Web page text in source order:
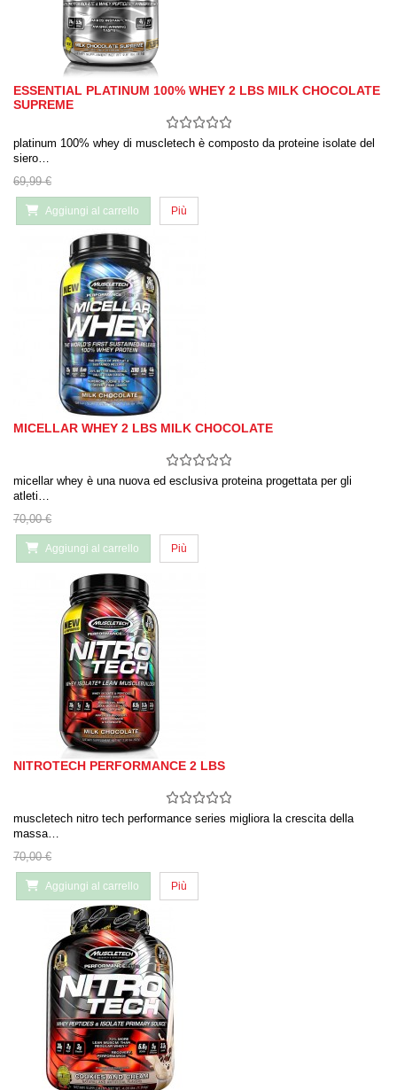
ESSENTIAL PLATINUM 100% WHEY 2 LBS MILK CHOCOLATE
SUPREME
platinum 100% whey di muscletech è composto da proteine ​​isolate del
siero…
69,99 €
Aggiungi al carrello Più
MICELLAR WHEY 2 LBS MILK CHOCOLATE
micellar whey è una nuova ed esclusiva proteina progettata per gli
atleti…
70,00 €
Aggiungi al carrello Più
NITROTECH PERFORMANCE 2 LBS
muscletech nitro tech performance series migliora la crescita della
massa…
70,00 €
Aggiungi al carrello Più